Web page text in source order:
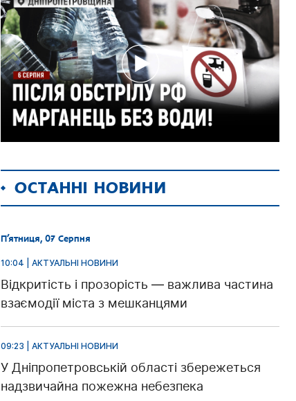
ОСТАННІ НОВИНИ
П’ятниця, 07 Серпня
10:04 | АКТУАЛЬНІ НОВИНИ
Відкритість і прозорість — важлива частина
взаємодії міста з мешканцями
09:23 | АКТУАЛЬНІ НОВИНИ
У Дніпропетровській області збережеться
надзвичайна пожежна небезпека